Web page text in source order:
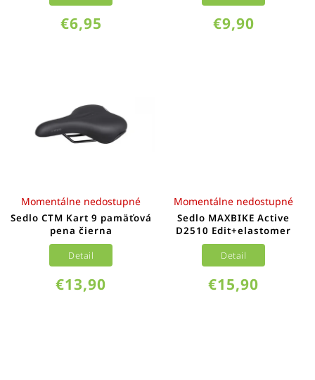
€6,95 €9,90
Sedlo CTM Kart 9 pamäťová
pena čierna
Momentálne nedostupné
€13,90
Detail
Sedlo MAXBIKE Active
D2510 Edit+elastomer
Momentálne nedostupné
€15,90
Detail